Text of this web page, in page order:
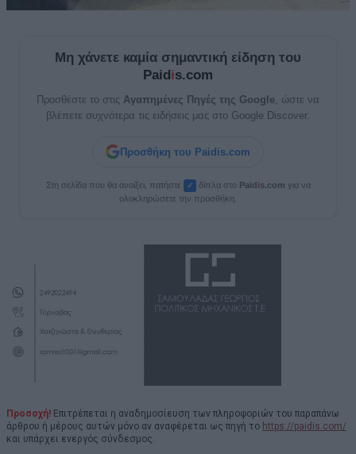
Μη χάνετε καμία σημαντική είδηση του
Paidis.com
Προσθέστε το στις Αγαπημένες Πηγές της Google , ώστε να
βλέπετε συχνότερα τις ειδήσεις μας στο Google Discover.
Προσθήκη του Paidis.com
Στη σελίδα που θα ανοίξει, πατήστε ✓ δίπλα στο Paidis.com για να
ολοκληρώσετε την προσθήκη.
Προσοχή! Επιτρέπεται η αναδημοσίευση των πληροφοριών του παραπάνω
άρθρου ή μέρους αυτών μόνο αν αναφέρεται ως πηγή το https://paidis.com/
και υπάρχει ενεργός σύνδεσμος.